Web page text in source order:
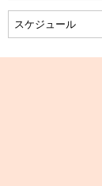
スケジュール